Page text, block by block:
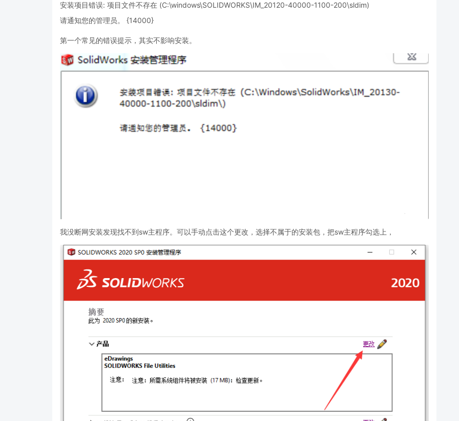
安装项目错误: 项目文件不存在 (C:\windows\SOLIDWORKS\IM_20120-40000-1100-200\sldim)
请通知您的管理员。 {14000}
第一个常见的错误提示，其实不影响安装。
我没断网安装发现找不到sw主程序。可以手动点击这个更改，选择不属于的安装包，把sw主程序勾选上，